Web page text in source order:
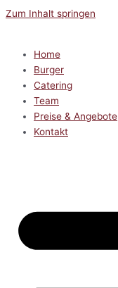
Zum Inhalt springen
Home
Burger
Catering
Team
Preise & Angebote
Kontakt